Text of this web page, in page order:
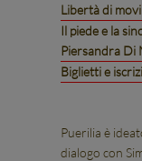
Libertà di
Il piede e la
Piersandra Di
Biglietti e
Puerilia è
dialogo con